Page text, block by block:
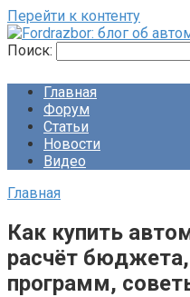
Перейти к контенту
Поиск:
Главная
Форум
Статьи
Новости
Видео
Главная
Как купить
расчёт бюджета,
программ,